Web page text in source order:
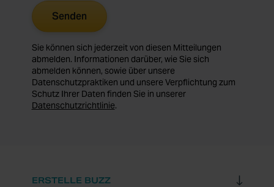
Sie können sich jederzeit von diesen Mitteilungen
abmelden. Informationen darüber, wie Sie sich
abmelden können, sowie über unsere
Datenschutzpraktiken und unsere Verpflichtung zum
Schutz Ihrer Daten finden Sie in unserer
Datenschutzrichtlinie.
ERSTELLE BUZZ